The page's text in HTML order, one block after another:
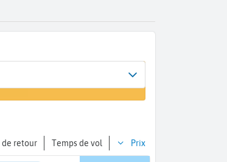
de retour Temps de vol Prix